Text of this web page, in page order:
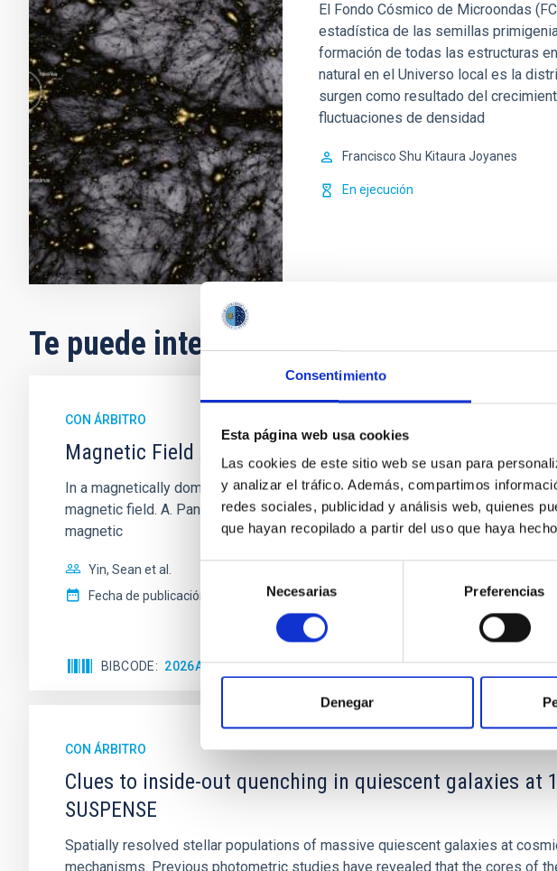
Consentimiento
Esta página web usa cookies
Las cookies de este sitio web se usan para
y analizar el tráfico. Además, compartimos
redes sociales, publicidad y análisis web, quienes
que hayan recopilado a partir del uso que haya
de
consentimiento
Necesarias Preferencias
Denegar
El Fondo Cósmico de Microondas
estadística de las semillas
formación de todas las estructuras
natural en el Universo local es la
surgen como resultado del
fluctuaciones de densidad
Francisco Shu Kitaura Joyanes
En ejecución
Te puede interesar
CON ÁRBITRO
Magnetic Field Alignment with Dense Cores in the
In a magnetically dominated model of star formation, we expect to see
magnetic field. A. Pandhi et al. showed instead, however, that the
magnetic
Yin, Sean et al.
Fecha de publicación:
BIBCODE 2026APJ..1003...83Y NÚMERO DE CITAS 0
CON ÁRBITRO
Clues to inside-out quenching in quiescent galaxies at
SUSPENSE
Spatially resolved stellar populations of massive quiescent galaxies at
mechanisms. Previous photometric studies have revealed that the cores of